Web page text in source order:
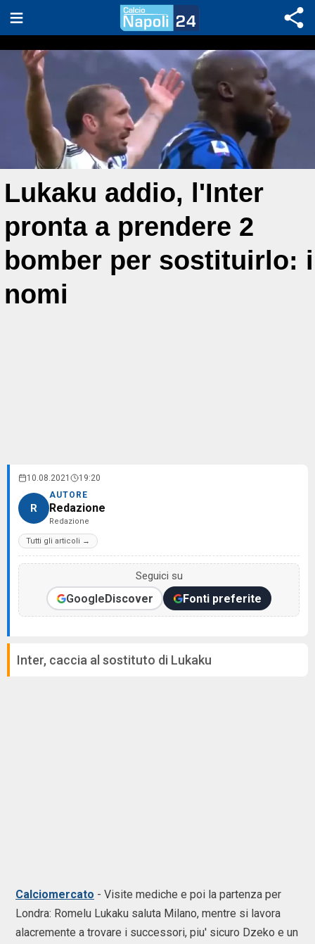
Lukaku addio, l'Inter
pronta a prendere 2
bomber per sostituirlo: i
nomi
10.08.2021 19:20
R
AUTORE
Redazione
Redazione
Tutti gli articoli →
Seguici su
GoogleDiscover Fonti preferite
Inter, caccia al sostituto di Lukaku
Calciomercato - Visite mediche e poi la partenza per
Londra: Romelu Lukaku saluta Milano, mentre si lavora
alacremente a trovare i successori, piu' sicuro Dzeko e un